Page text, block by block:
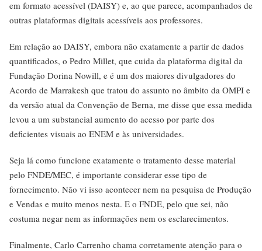
em formato acessível (DAISY) e, ao que parece, acompanhados de
outras plataformas digitais acessíveis aos professores.
Em relação ao DAISY, embora não exatamente a partir de dados
quantificados, o Pedro Millet, que cuida da plataforma digital da
Fundação Dorina Nowill, e é um dos maiores divulgadores do
Acordo de Marrakesh que tratou do assunto no âmbito da OMPI e
da versão atual da Convenção de Berna, me disse que essa medida
levou a um substancial aumento do acesso por parte dos
deficientes visuais ao ENEM e às universidades.
Seja lá como funcione exatamente o tratamento desse material
pelo FNDE/MEC, é importante considerar esse tipo de
fornecimento. Não vi isso acontecer nem na pesquisa de Produção
e Vendas e muito menos nesta. E o FNDE, pelo que sei, não
costuma negar nem as informações nem os esclarecimentos.
Finalmente, Carlo Carrenho chama corretamente atenção para o